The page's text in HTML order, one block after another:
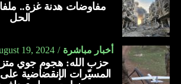
مفاوضات هدنة غزة..
الحل
أخبار مباشرة 19, 2024
حزب الله: هجوم جوي
المسيّرات الإنقضاضية